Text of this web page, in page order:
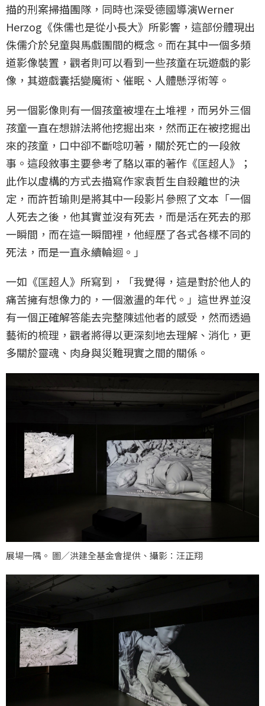
描的刑案掃描團隊，同時也深受德國導演Werner
Herzog《侏儒也是從小長大》所影響，這部份體現出
侏儒介於兒童與馬戲團間的概念。而在其中一個多頻
道影像裝置，觀者則可以看到一些孩童在玩遊戲的影
像，其遊戲囊括變魔術、催眠、人體懸浮術等。
另一個影像則有一個孩童被埋在土堆裡，而另外三個
孩童一直在想辦法將他挖掘出來，然而正在被挖掘出
來的孩童，口中卻不斷唸叨著，關於死亡的一段敘
事。這段敘事主要參考了駱以軍的著作《匡超人》；
此作以虛構的方式去描寫作家袁哲生自殺離世的決
定，而許哲瑜則是將其中一段影片參照了文本「一個
人死去之後，他其實並沒有死去，而是活在死去的那
一瞬間，而在這一瞬間裡，他經歷了各式各樣不同的
死法，而是一直永續輪迴。」
一如《匡超人》所寫到，「我覺得，這是對於他人的
痛苦擁有想像力的，一個激盪的年代。」這世界並沒
有一個正確解答能去完整陳述他者的感受，然而透過
藝術的梳理，觀者將得以更深刻地去理解、消化，更
多關於靈魂、肉身與災難現實之間的關係。
展場一隅。 圖／洪建全基金會提供、攝影：汪正翔